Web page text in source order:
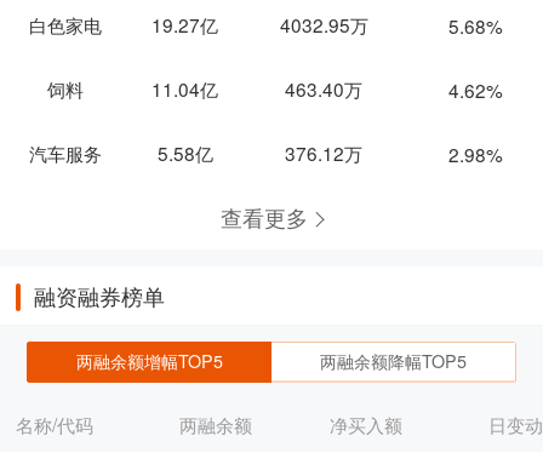
白色家电 19.27亿 4032.95万 5.68%
饲料 11.04亿 463.40万 4.62%
汽车服务 5.58亿 376.12万 2.98%
查看更多
融资融券榜单
两融余额增幅TOP5 两融余额降幅TOP5
名称/代码 两融余额 净买入额 日变动